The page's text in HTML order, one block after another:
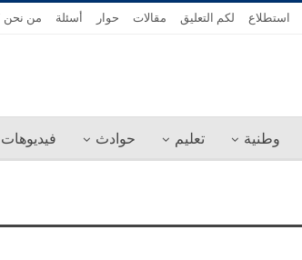
استطلاع لكم التعليق مقالات حوار أسئلة من نحن
وطنية تعليم حوادث فيديوهات